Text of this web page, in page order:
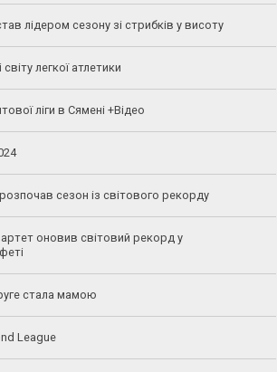
лідером сезону зі стрибків у висоту
легкої атлетики
ліги в Сямені +Відео
сезон із світового рекорду
оновив світовий рекорд у
стала мамою
League